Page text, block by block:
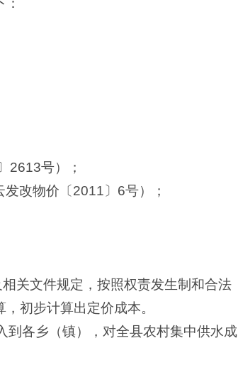
2613号）；
改物价〔2011〕6号）；
关文件规定，按照权责发生制和合法
初步计算出定价成本。
到各乡（镇），对全县农村集中供水成